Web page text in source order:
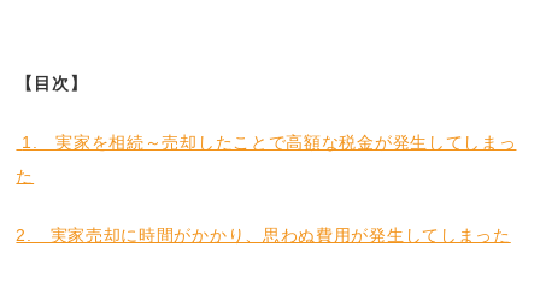
【目次】
1. 実家を相続～売却したことで高額な税金が発生してしまっ
た
2. 実家売却に時間がかかり、思わぬ費用が発生してしまった